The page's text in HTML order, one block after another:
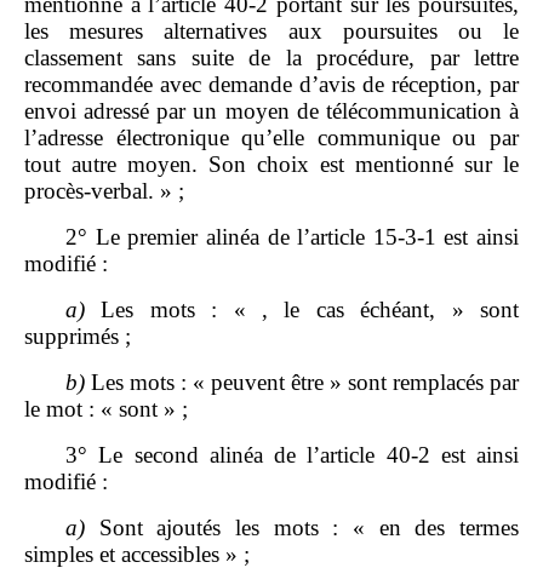
les mesures alternatives aux poursuites ou le
classement sans suite de la procédure, par lettre
recommandée avec demande d’avis de réception, par
envoi adressé par un moyen de télécommunication à
l’adresse électronique qu’elle communique ou par
tout autre moyen. Son choix est mentionné sur le
procès‑verbal. » ;
2° Le premier alinéa de l’article 15‑3‑1 est ainsi
modifié :
a) Les mots : « , le cas échéant, » sont
supprimés ;
b) Les mots : « peuvent être » sont remplacés par
le mot : « sont » ;
3° Le second alinéa de l’article 40‑2 est ainsi
modifié :
a) Sont ajoutés les mots : « en des termes
simples et accessibles » ;